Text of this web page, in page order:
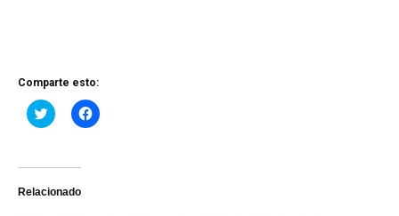
Comparte esto:
Haz
clic
Twitter
abre
Haz
clic
Relacionado